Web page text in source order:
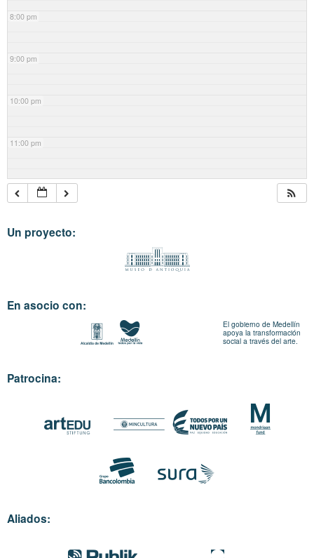
8:00 pm
9:00 pm
10:00 pm
11:00 pm
Un proyecto:
En asocio con:
El gobierno de Medellín
apoya la transformación
social a través del arte.
Patrocina:
Aliados: